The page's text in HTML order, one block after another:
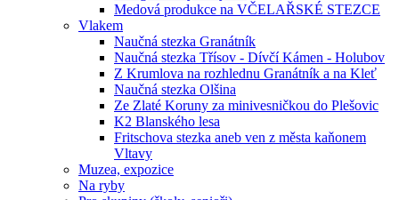
Medová produkce na VČELAŘSKÉ STEZCE
Vlakem
Naučná stezka Granátník
Naučná stezka Třísov - Dívčí Kámen - Holubov
Z Krumlova na rozhlednu Granátník a na Kleť
Naučná stezka Olšina
Ze Zlaté Koruny za minivesničkou do Plešovic
K2 Blanského lesa
Fritschova stezka aneb ven z města kaňonem
Vltavy
Muzea, expozice
Na ryby